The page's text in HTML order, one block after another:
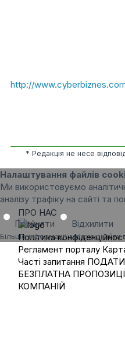
http://
* Редакція не несе
Налаштування файлів
Ми використовуємо
аналізу трафіку на сайті та
Прийняти Відхилити
Більше інформації можна знайти
ПРО НАС
Політика
Регламент порталу
Часті запитання
БЕЗПЛАТНА
КОМПАНІЙ